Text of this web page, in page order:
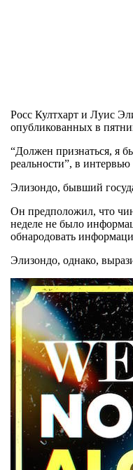
Росс Култхарт и Луис
опубликованных в
“Должен признаться, я
реальности”, в
Элизондо, бывший
Он предположил, что
неделе не было
обнародовать
Элизондо, однако,